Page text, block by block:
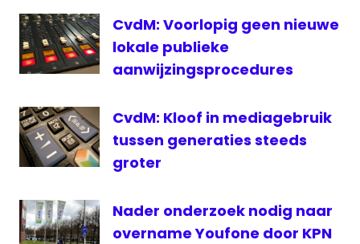
CvdM: Voorlopig geen nieuwe
lokale publieke
aanwijzingsprocedures
CvdM: Kloof in mediagebruik
tussen generaties steeds
groter
Nader onderzoek nodig naar
overname Youfone door KPN